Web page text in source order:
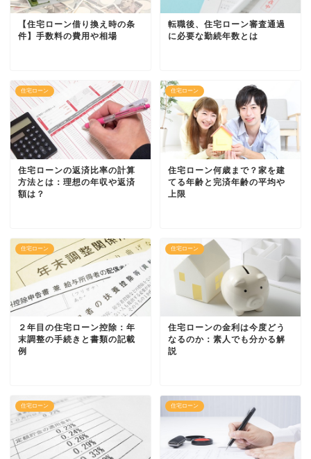
【住宅ローン借り換え時の条
件】手数料の費用や相場
転職後、住宅ローン審査通過
に必要な勤続年数とは
住宅ローン
住宅ローンの返済比率の計算
方法とは：理想の年収や返済
額は？
住宅ローン
住宅ローン何歳まで？家を建
てる年齢と完済年齢の平均や
上限
住宅ローン
２年目の住宅ローン控除：年
末調整の手続きと書類の記載
例
住宅ローン
住宅ローンの金利は今度どう
なるのか：素人でも分かる解
説
住宅ローン 住宅ローン